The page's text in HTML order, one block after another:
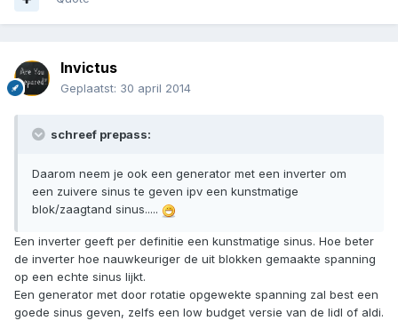
Invictus
Geplaatst: 30 april 2014
schreef prepass:
Daarom neem je ook een generator met een inverter om
een zuivere sinus te geven ipv een kunstmatige
blok/zaagtand sinus.....
Een inverter geeft per definitie een kunstmatige sinus. Hoe beter
de inverter hoe nauwkeuriger de uit blokken gemaakte spanning
op een echte sinus lijkt.
Een generator met door rotatie opgewekte spanning zal best een
goede sinus geven, zelfs een low budget versie van de lidl of aldi.